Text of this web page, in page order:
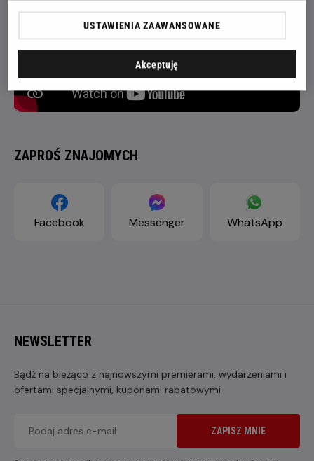
ZAPROŚ ZNAJOMYCH
Facebook Messenger WhatsApp
NEWSLETTER
Bądź na bieżąco z najnowszymi premierami, wydarzeniami i
ofertami specjalnymi, kuponami rabatowymi
ZAPISZ MNIE
USTAWIENIA ZAAWANSOWANE
Akceptuję